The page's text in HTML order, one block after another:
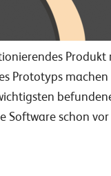
Prototyps
schon